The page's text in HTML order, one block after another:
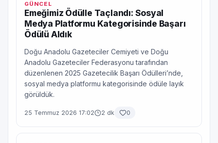
GÜNCEL
Emeğimiz Ödülle Taçlandı: Sosyal
Medya Platformu Kategorisinde Başarı
Ödülü Aldık
Doğu Anadolu Gazeteciler Cemiyeti ve Doğu
Anadolu Gazeteciler Federasyonu tarafından
düzenlenen 2025 Gazetecilik Başarı Ödülleri’nde,
sosyal medya platformu kategorisinde ödüle layık
görüldük.
25 Temmuz 2026 17:02 2 dk 0